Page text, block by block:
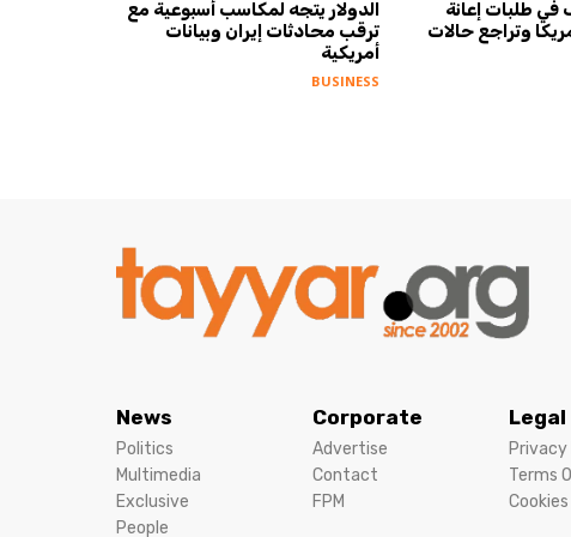
الدولار يتجه لمكاسب أسبوعية مع
ترقب محادثات إيران وبيانات
أمريكية
BUSINESS
في طلبات إعانة
وتراجع حالات
News
Politics
Multimedia
Exclusive
People
Corporate
Advertise
Contact
FPM
Legal
Terms